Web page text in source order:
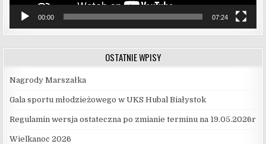
00:00 07:24
OSTATNIE WPISY
Nagrody Marszałka
Gala sportu młodzieżowego w UKS Hubal Białystok
Regulamin wersja ostateczna po zmianie terminu na 19.05.2026r
Wielkanoc 2026